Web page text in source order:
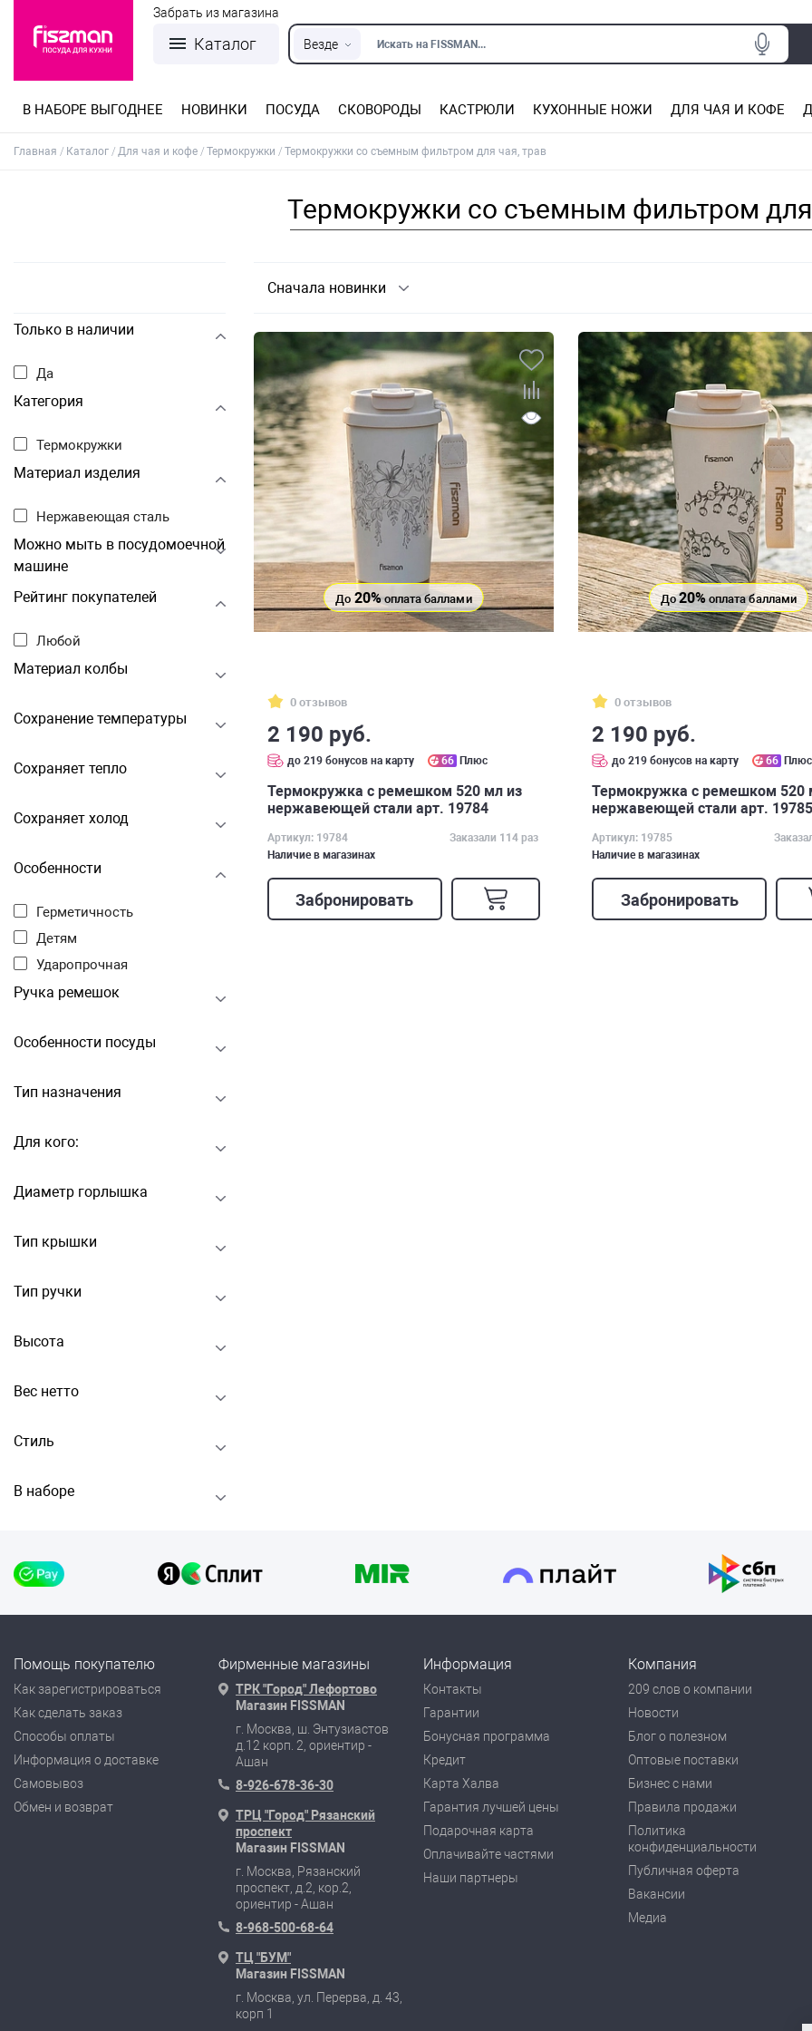
Каталог Везде Искать на FISSMAN...
Забрать из магазина
В НАБОРЕ ВЫГОДНЕЕ НОВИНКИ ПОСУДА СКОВОРОДЫ КАСТРЮЛИ КУХОННЫЕ НОЖИ ДЛЯ ЧАЯ И КОФЕ
Главная Каталог Для чая и кофе Термокружки Термокружки со съемным фильтром для чая, трав
Термокружки со съемным фильтром для
Только в наличии
Да
Категория
Термокружки
Материал изделия
Нержавеющая сталь
Можно мыть в посудомоечной
машине
Рейтинг покупателей
Любой
Материал колбы
Сохранение температуры
Сохраняет тепло
Сохраняет холод
Особенности
Герметичность
Детям
Ударопрочная
Ручка ремешок
Особенности посуды
Тип назначения
Для кого:
Диаметр горлышка
Тип крышки
Тип ручки
Высота
Вес нетто
Стиль
В наборе
Сначала новинки
До 20%оплата баллами
0 отзывов
2 190 руб.
до 219 бонусов на карту 66 Плюс
Термокружка с ремешком 520 мл из
нержавеющей стали арт. 19784
Артикул: 19784
Заказали 114 раз
Наличие в магазинах
Забронировать
До20%оплата баллами
0 отзывов
2 190 руб.
до 219 бонусов на карту 66 Плюс
Термокружка с ремешком 520
нержавеющей стали арт. 19785
Артикул: 19785
Наличие в магазинах
Забронировать
Помощь покупателю
Как зарегистрироваться
Как сделать заказ
Способы оплаты
Информация о доставке
Самовывоз
Обмен и возврат
Фирменные магазины
ТРК "Город" Лефортово
Магазин FISSMAN
г. Москва, ш. Энтузиастов
д.12 корп. 2, ориентир -
Ашан
8-926-678-36-30
ТРЦ "Город" Рязанский
проспект
Магазин FISSMAN
г. Москва, Рязанский
проспект, д.2, кор.2,
ориентир - Ашан
8-968-500-68-64
ТЦ "БУМ"
Магазин FISSMAN
г. Москва, ул. Перерва, д. 43,
корп 1
Информация
Контакты
Гарантии
Бонусная программа
Кредит
Карта Халва
Гарантия лучшей цены
Подарочная карта
Оплачивайте частями
Наши партнеры
Компания
209 слов о компании
Новости
Блог о полезном
Оптовые поставки
Бизнес с нами
Правила продажи
Политика
конфиденциальности
Публичная оферта
Вакансии
Медиа